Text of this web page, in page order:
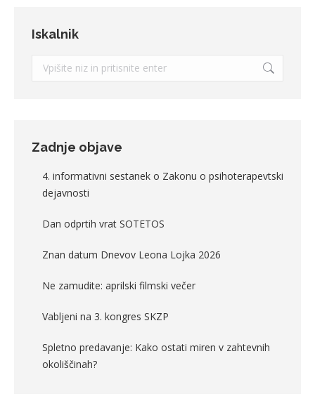
Iskalnik
Search:
Zadnje objave
4. informativni sestanek o Zakonu o psihoterapevtski
dejavnosti
Dan odprtih vrat SOTETOS
Znan datum Dnevov Leona Lojka 2026
Ne zamudite: aprilski filmski večer
Vabljeni na 3. kongres SKZP
Spletno predavanje: Kako ostati miren v zahtevnih
okoliščinah?